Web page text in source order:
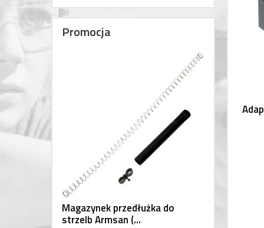
Promocja
Magazynek przedłużka do
strzelb Armsan (...